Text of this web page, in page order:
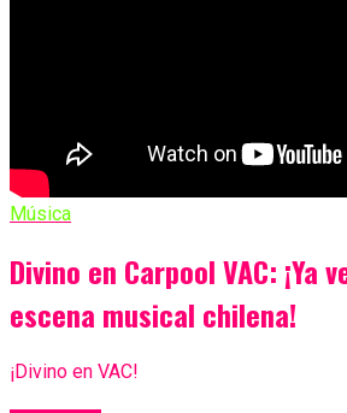
Música
Divino en Carpool VAC: ¡Ya
escena musical chilena!
¡Divino en VAC!